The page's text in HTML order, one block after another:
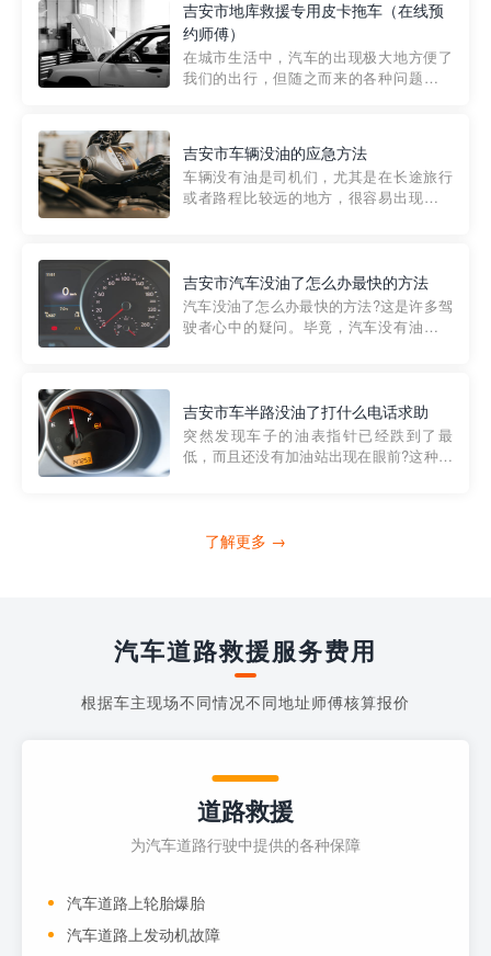
路救援拖车的收费标准是由当地交通管理
部门制定的。起步价通...
吉安市地库救援专用皮卡拖车（在线预
约师傅）
在城市生活中，汽车的出现极大地方便了
我们的出行，但随之而来的各种问题也让
紧急情况下，我们需要一种高效可靠的救
援方式。而这时，地库救援专...
吉安市车辆没油的应急方法
车辆没有油是司机们，尤其是在长途旅行
或者路程比较远的地方，很容易出现这种
的送油师傅，解决没油的紧急情况。 首
先，让我们来了解一下穿...
吉安市汽车没油了怎么办最快的方法
汽车没油了怎么办最快的方法?这是许多驾
驶者心中的疑问。毕竟，汽车没有油就无
越者小程序是一款专门解决汽车没油问题
的在线服务平台。通过...
吉安市车半路没油了打什么电话求助
突然发现车子的油表指针已经跌到了最
低，而且还没有加油站出现在眼前?这种情
打4006363122请求送油人员来帮助你。
了解更多 →
汽车道路救援服务费用
根据车主现场不同情况不同地址师傅核算报价
道路救援
为汽车道路行驶中提供的各种保障
汽车道路上轮胎爆胎
汽车道路上发动机故障